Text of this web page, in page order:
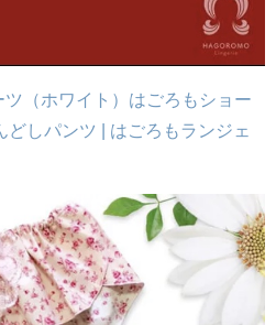
（ホワイト）はごろもショー
しパンツ | はごろもランジェ